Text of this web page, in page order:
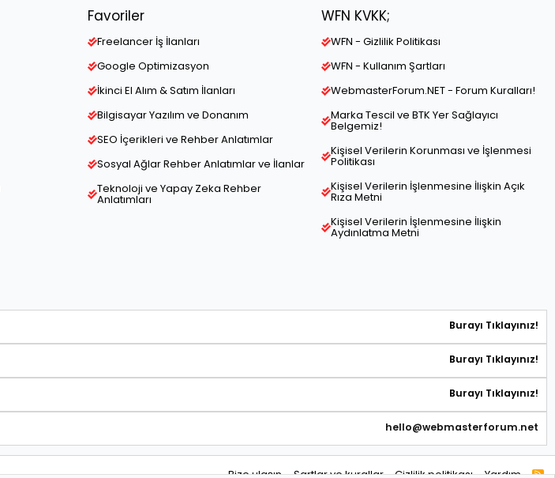
Favoriler
Freelancer İş İlanları
Google Optimizasyon
İkinci El Alım & Satım İlanları
Bilgisayar Yazılım ve Donanım
SEO İçerikleri ve Rehber Anlatımlar
Sosyal Ağlar Rehber Anlatımlar ve İlanlar
Teknoloji ve Yapay Zeka Rehber
Anlatımları
WFN KVKK;
WFN - Gizlilik Politikası
WFN - Kullanım Şartları
WebmasterForum.NET - Forum Kuralları!
Marka Tescil ve BTK Yer Sağlayıcı
Belgemiz!
Kişisel Verilerin Korunması ve İşlenmesi
Politikası
Kişisel Verilerin İşlenmesine İlişkin Açık
Rıza Metni
Kişisel Verilerin İşlenmesine İlişkin
Aydınlatma Metni
Burayı Tıklayınız!
Burayı Tıklayınız!
Burayı Tıklayınız!
hello@webmasterforum.net
Bize ulaşın Şartlar ve kurallar Gizlilik politikası Yardım R